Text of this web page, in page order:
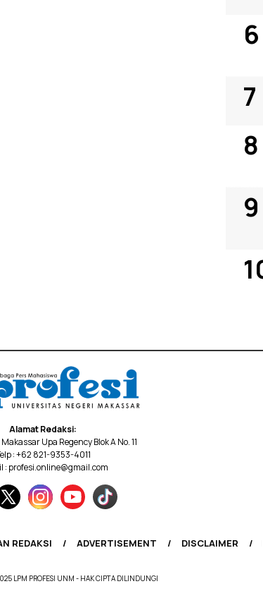
Alamat Redaksi:
Upa Regency Blok A No. 11
: +62 821-9353-4011
: profesi.online@gmail.com
REDAKSI ADVERTISEMENT DISCLAIMER
LPM PROFESI UNM - HAK CIPTA DILINDUNGI